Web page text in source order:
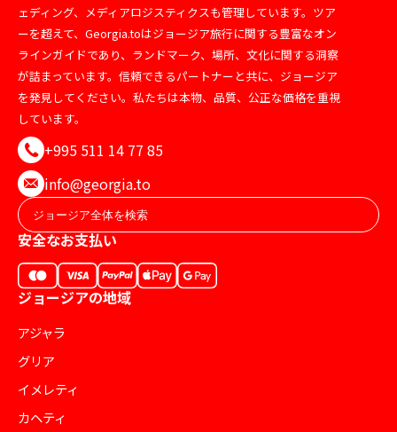
ェディング、メディアロジスティクスも管理しています。ツア
ーを超えて、Georgia.toはジョージア旅行に関する豊富なオン
ラインガイドであり、ランドマーク、場所、文化に関する洞察
が詰まっています。信頼できるパートナーと共に、ジョージア
を発見してください。私たちは本物、品質、公正な価格を重視
しています。
+995 511 14 77 85
info@georgia.to
安全なお支払い
ジョージアの地域
アジャラ
グリア
イメレティ
カヘティ